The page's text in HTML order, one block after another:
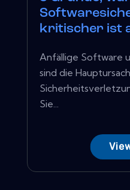
kritischer ist
Anfällige Software
sind die
Sie...